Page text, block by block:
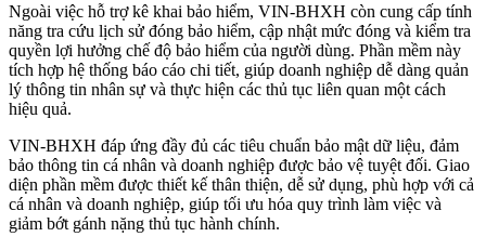
Ngoài việc hỗ trợ kê khai bảo hiểm, VIN-BHXH còn cung cấp tính
năng tra cứu lịch sử đóng bảo hiểm, cập nhật mức đóng và kiểm tra
quyền lợi hưởng chế độ bảo hiểm của người dùng. Phần mềm này
tích hợp hệ thống báo cáo chi tiết, giúp doanh nghiệp dễ dàng quản
lý thông tin nhân sự và thực hiện các thủ tục liên quan một cách
hiệu quả.
VIN-BHXH đáp ứng đầy đủ các tiêu chuẩn bảo mật dữ liệu, đảm
bảo thông tin cá nhân và doanh nghiệp được bảo vệ tuyệt đối. Giao
diện phần mềm được thiết kế thân thiện, dễ sử dụng, phù hợp với cả
cá nhân và doanh nghiệp, giúp tối ưu hóa quy trình làm việc và
giảm bớt gánh nặng thủ tục hành chính.